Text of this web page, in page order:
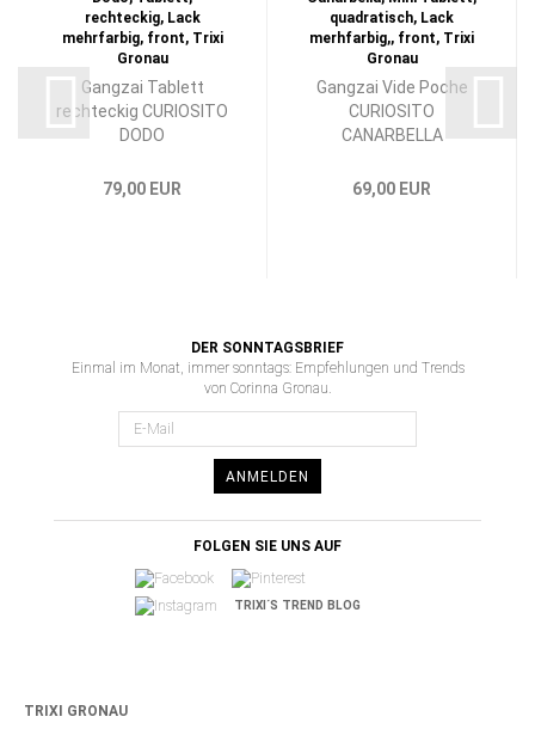
Gangzai Tablett
rechteckig CURIOSITO
DODO
79,00 EUR
Gangzai Vide Poche
CURIOSITO
CANARBELLA
69,00 EUR
DER SONNTAGSBRIEF
Einmal im Monat, immer sonntags: Empfehlungen und Trends
von Corinna Gronau.
ANMELDEN
FOLGEN SIE UNS AUF
TRIXI´S TREND BLOG
TRIXI GRONAU